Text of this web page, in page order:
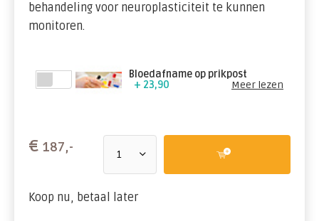
behandeling voor neuroplasticiteit te kunnen
monitoren.
Bloedafname op prikpost
+ 23,90
Meer lezen
€ 187,-
Koop nu, betaal later